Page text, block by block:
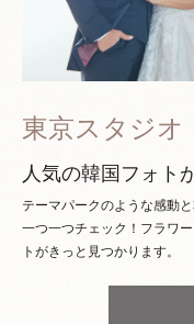
東京スタジオ
人気の韓国フォト
テーマパークのような感動
一つ一つチェック！ フラワ
トがきっと見つかります。